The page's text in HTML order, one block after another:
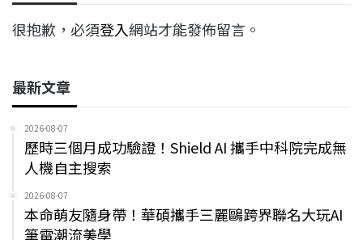
很抱歉，必須登入網站才能發佈留言。
最新文章
2026-08-07
歷時三個月成功驗證！Shield AI 攜手中科院完成無
人機自主搜索
2026-08-07
本命萌友隨身帶！華碩攜手三麗鷗跨界聯名大玩AI
筆電潮流美學